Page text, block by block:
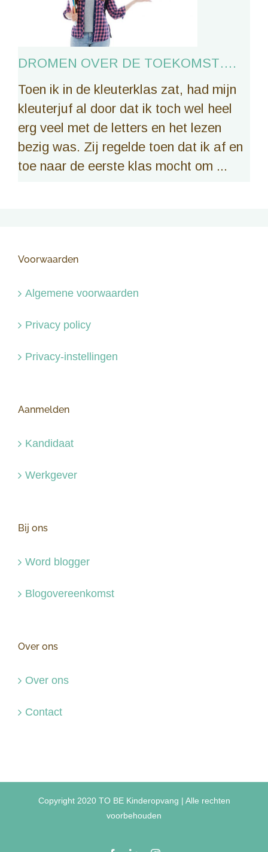
DROMEN OVER DE TOEKOMST….
Toen ik in de kleuterklas zat, had mijn
kleuterjuf al door dat ik toch wel heel
erg veel met de letters en het lezen
bezig was. Zij regelde toen dat ik af en
toe naar de eerste klas mocht om ...
Voorwaarden
Algemene voorwaarden
Privacy policy
Privacy-instellingen
Aanmelden
Kandidaat
Werkgever
Bij ons
Word blogger
Blogovereenkomst
Over ons
Over ons
Contact
Copyright 2020 TO BE Kinderopvang | Alle rechten
voorbehouden